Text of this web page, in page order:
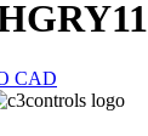
CAD